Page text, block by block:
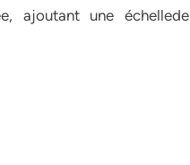
ajoutant une échellede